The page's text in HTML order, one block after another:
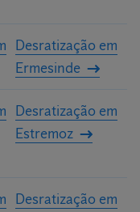
Desratização em
Ermesinde
Desratização em
Estremoz
Desratização em